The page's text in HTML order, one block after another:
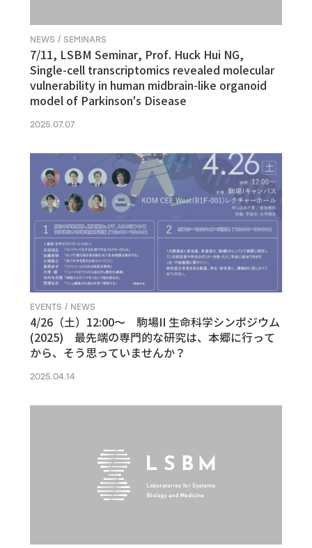
NEWS / SEMINARS
7/11, LSBM Seminar, Prof. Huck Hui NG,
Single-cell transcriptomics revealed molecular
vulnerability in human midbrain-like organoid
model of Parkinson's Disease
2025.07.07
EVENTS / NEWS
4/26（土）12:00〜 駒場II 生命科学シンポジウム
(2025) 最先端の専門的な研究は、本郷に行って
から、そう思っていませんか？
2025.04.14